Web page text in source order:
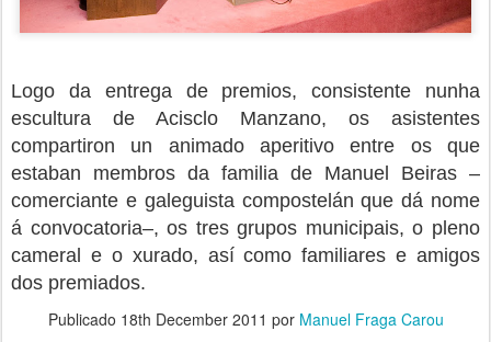
Logo da entrega de premios, consistente nunha
escultura de Acisclo Manzano, os asistentes
compartiron un animado aperitivo entre os que
estaban membros da familia de Manuel Beiras –
comerciante e galeguista compostelán que dá nome
á convocatoria–, os tres grupos municipais, o pleno
cameral e o xurado, así como familiares e amigos
dos premiados.
Publicado 18th December 2011 por Manuel Fraga Carou